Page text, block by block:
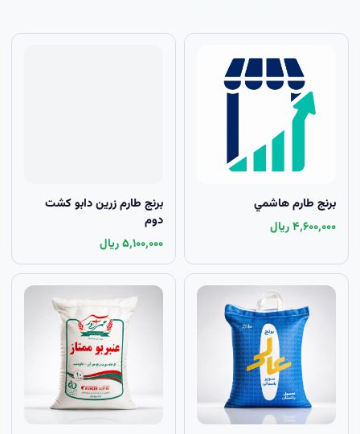
برنج طارم هاشمي
۴٬۶۰۰٬۰۰۰ ریال
برنج طارم زرين دابو کشت
دوم
۵٬۱۰۰٬۰۰۰ ریال